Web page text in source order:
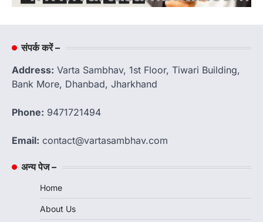
संपर्क करें –
Address: Varta Sambhav, 1st Floor, Tiwari Building,
Bank More, Dhanbad, Jharkhand
Phone: 9471721494
Email: contact@vartasambhav.com
अन्य पेज –
Home
About Us